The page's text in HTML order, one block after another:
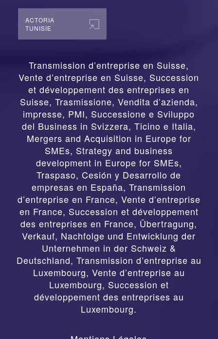
ACTORIA
TUNISIE
Transmission d’entreprise en Suisse,
Vente d’entreprise en Suisse, Succession
et développement des entreprises en
Suisse, Trasmissione, Vendita d’azienda,
impresse, PMI, Successione e Sviluppo
del Business in Svizzera, Ticino e Italia,
Mergers and Acquisition in Europe for
SMEs, Strategy and business
development in Europe for SMEs,
Traspaso, Cesión y Desarrollo de
empresas en España,Transmission
d’entreprise en France, Vente d’entreprise
en France, Succession et développement
des entreprises en France, Übertragung,
Verkauf, Nachfolge und Entwicklung der
Unternehmen in der Schweiz &
Deutschland, Transmission d’entreprise au
Luxembourg, Vente d’entreprise au
Luxembourg, Succession et
développement des entreprises au
Luxembourg.